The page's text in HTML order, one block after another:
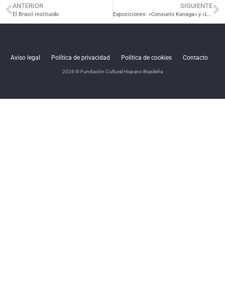
ANTERIOR
El Brasil restituido
SIGUIENTE
Exposiciones: «Consuelo Kanaga» y «La càmera domèstica»
Aviso legal Política de privacidad Política de cookies Contacto
2026 © Fundación Cultural Hispano Brasileña